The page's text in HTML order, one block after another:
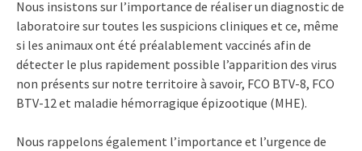
Nous insistons sur l’importance de réaliser un diagnostic de
laboratoire sur toutes les suspicions cliniques et ce, même
si les animaux ont été préalablement vaccinés afin de
détecter le plus rapidement possible l’apparition des virus
non présents sur notre territoire à savoir, FCO BTV-8, FCO
BTV-12 et maladie hémorragique épizootique (MHE).
Nous rappelons également l’importance et l’urgence de